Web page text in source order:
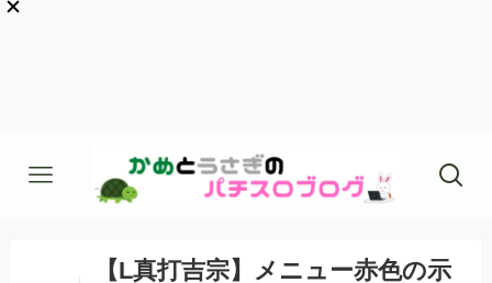
【L真打吉宗】メニュー赤色の示